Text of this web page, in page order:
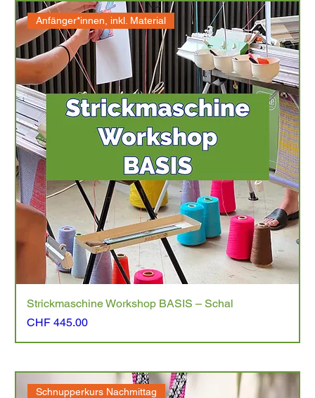
Anfänger*innen, inkl. Material
Strickmaschine Workshop BASIS – Schal
Preis
CHF 445.00
Schnupperkurs Nachmittag